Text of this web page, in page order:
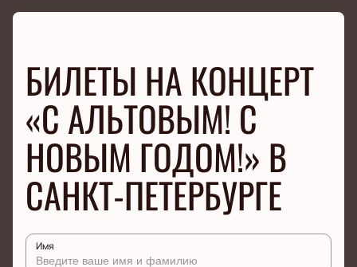
БИЛЕТЫ НА КОНЦЕРТ
«С АЛЬТОВЫМ! С
НОВЫМ ГОДОМ!» В
САНКТ-ПЕТЕРБУРГЕ
Имя